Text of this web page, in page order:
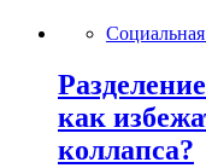
как
коллапса?